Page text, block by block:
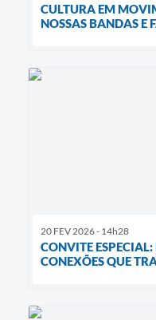
CULTURA EM
NOSSAS BANDAS E
20 FEV 2026 - 14h28
CONVITE
CONEXÕES QUE